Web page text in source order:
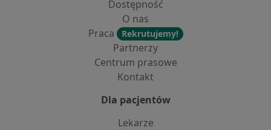
Dostępność
O nas
Praca
Rekrutujemy!
Partnerzy
Centrum prasowe
Kontakt
Dla pacjentów
Lekarze